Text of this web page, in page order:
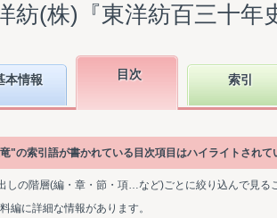
紡(株)『東洋紡百三十年
本情報 目次 索引
"の索引語が書かれている目次項目はハイライトされて
しの階層(編・章・節・項…など)ごとに絞り込んで見る
編に詳細な情報があります。